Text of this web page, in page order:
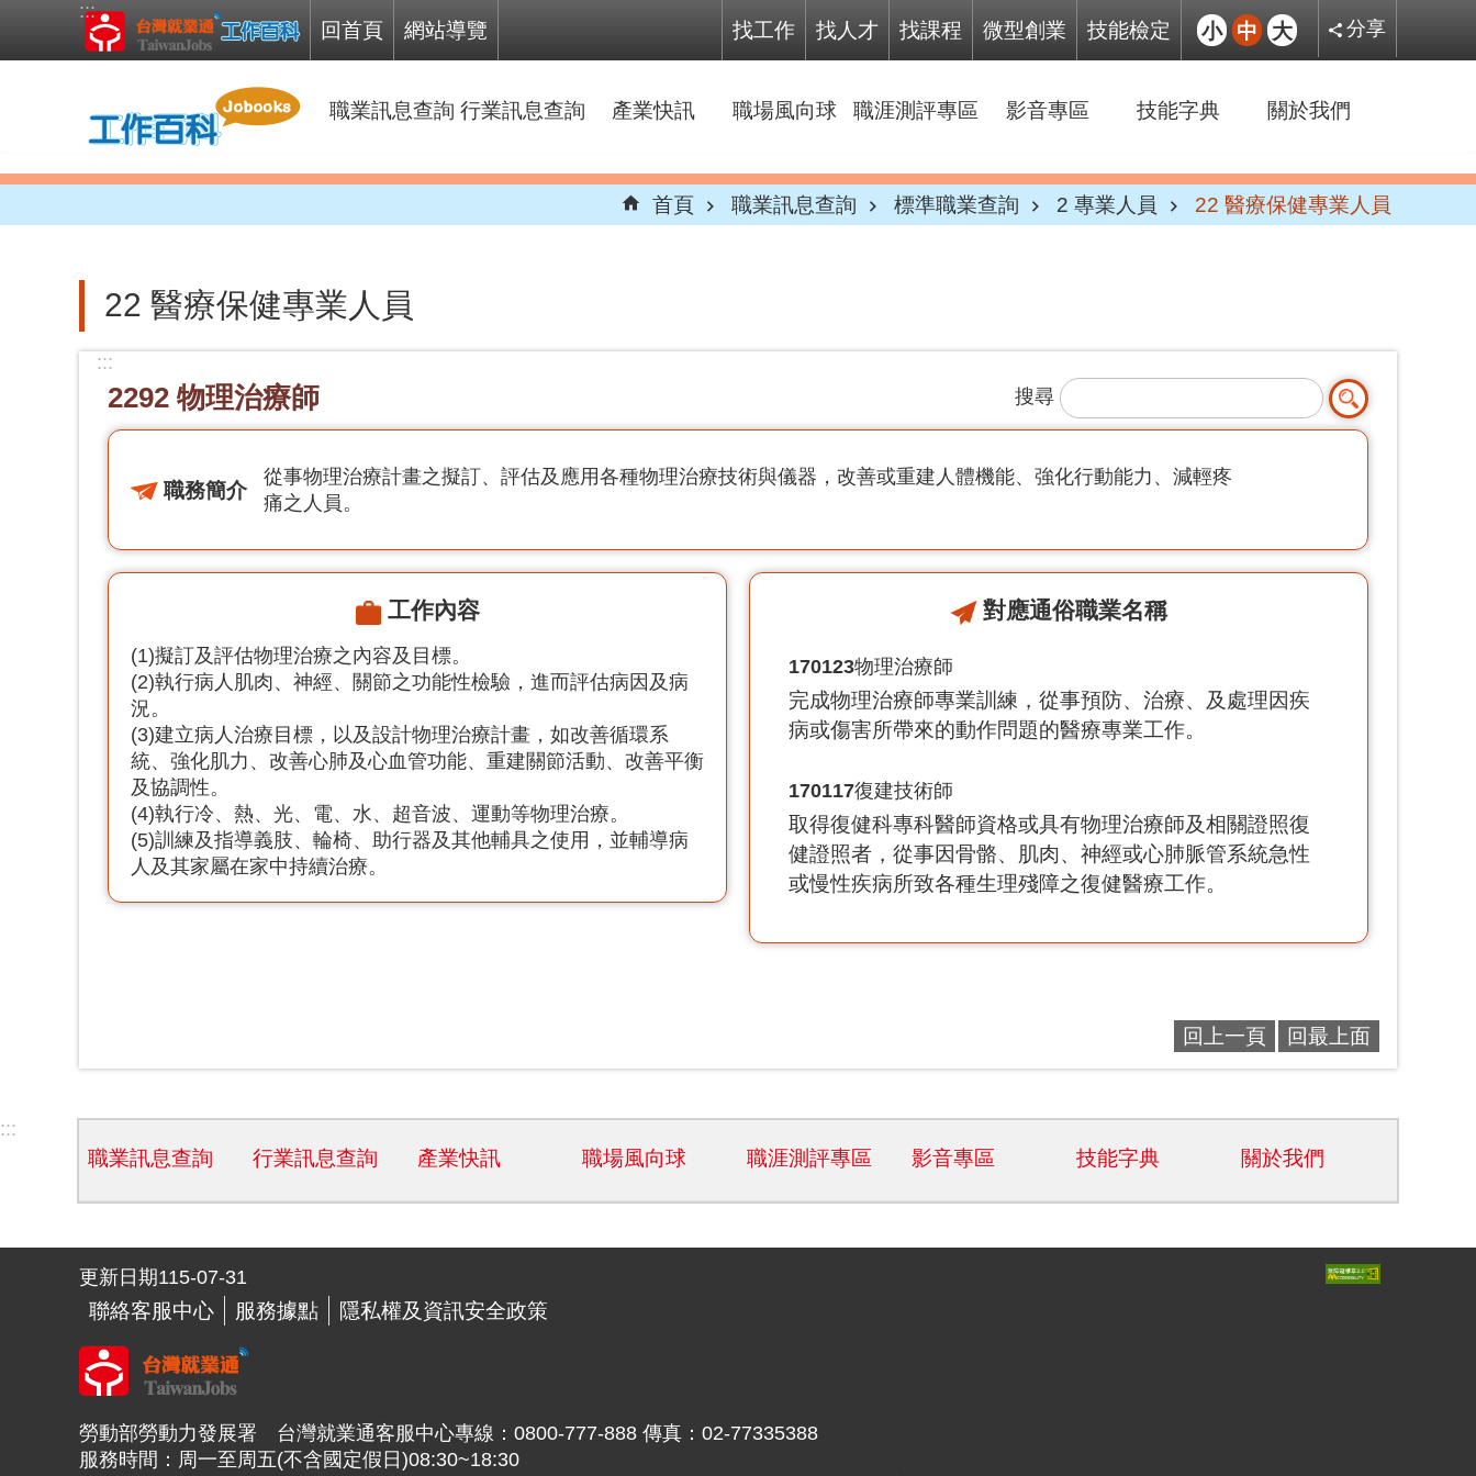
跳到主要內容區塊
:::
回首頁 網站導覽 找工作 找人才 找課程 微型創業 技能檢定 小 中 大 分享
職業訊息查詢 行業訊息查詢 產業快訊 職場風向球 職涯測評專區 影音專區 技能字典 關於我們
首頁 職業訊息查詢 標準職業查詢 2 專業人員 22 醫療保健專業人員
22 醫療保健專業人員
:::
2292 物理治療師 搜尋
職務簡介
從事物理治療計畫之擬訂、評估及應用各種物理治療技術與儀器，改善或重建人體機能、強化行動能力、減輕疼
痛之人員。
工作內容
(1)擬訂及評估物理治療之內容及目標。
(2)執行病人肌肉、神經、關節之功能性檢驗，進而評估病因及病
況。
(3)建立病人治療目標，以及設計物理治療計畫，如改善循環系
統、強化肌力、改善心肺及心血管功能、重建關節活動、改善平衡
及協調性。
(4)執行冷、熱、光、電、水、超音波、運動等物理治療。
(5)訓練及指導義肢、輪椅、助行器及其他輔具之使用，並輔導病
人及其家屬在家中持續治療。
對應通俗職業名稱
170123物理治療師
完成物理治療師專業訓練，從事預防、治療、及處理因疾
病或傷害所帶來的動作問題的醫療專業工作。
170117復建技術師
取得復健科專科醫師資格或具有物理治療師及相關證照復
健證照者，從事因骨骼、肌肉、神經或心肺脈管系統急性
或慢性疾病所致各種生理殘障之復健醫療工作。
回上一頁 回最上面
:::
職業訊息查詢 行業訊息查詢 產業快訊 職場風向球 職涯測評專區 影音專區 技能字典 關於我們
更新日期115-07-31
聯絡客服中心 服務據點 隱私權及資訊安全政策
勞動部勞動力發展署 台灣就業通客服中心專線：0800-777-888 傳真：02-77335388
服務時間：周一至周五(不含國定假日)08:30~18:30